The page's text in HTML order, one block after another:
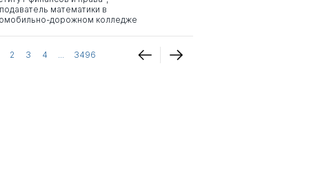
математики в
дорожном колледже
2 3 4 ... 3496